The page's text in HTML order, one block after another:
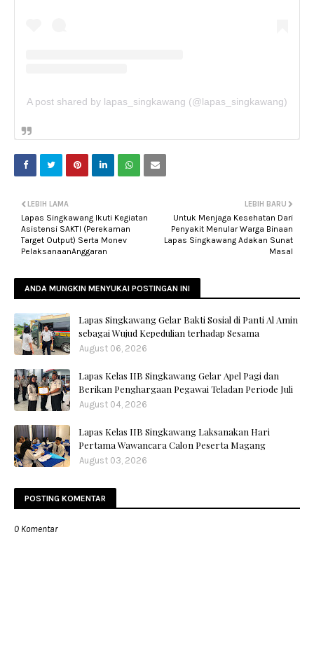
A post shared by lapas_singkawang (@lapas_singkawang)
LEBIH BARU
Untuk Menjaga Kesehatan Dari
Penyakit Menular Warga Binaan
Lapas Singkawang Adakan Sunat
Masal
LEBIH LAMA
Lapas Singkawang Ikuti Kegiatan
Asistensi SAKTI (Perekaman
Target Output) Serta Monev
PelaksanaanAnggaran
ANDA MUNGKIN MENYUKAI POSTINGAN INI
Lapas Singkawang Gelar Bakti Sosial di Panti Al Amin
sebagai Wujud Kepedulian terhadap Sesama
August 06, 2026
Lapas Kelas IIB Singkawang Gelar Apel Pagi dan
Berikan Penghargaan Pegawai Teladan Periode Juli
August 04, 2026
Lapas Kelas IIB Singkawang Laksanakan Hari
Pertama Wawancara Calon Peserta Magang
August 03, 2026
POSTING KOMENTAR
0 Komentar